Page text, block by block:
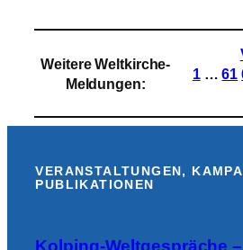
platzt
allen
Nähten:
Einwohner
Viertel
lebenswerter
Weitere Weltkirche-
Meldungen:
1 … 61
VERANSTALTUNGEN,
PUBLIKATIONEN
Kolping-Weltgespräche